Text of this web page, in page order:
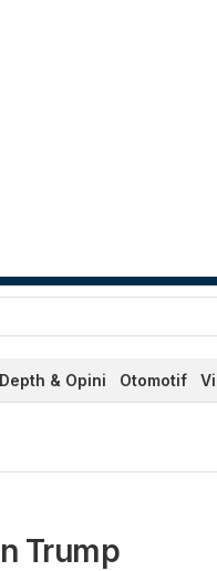
& Opini Otomotif
Trump